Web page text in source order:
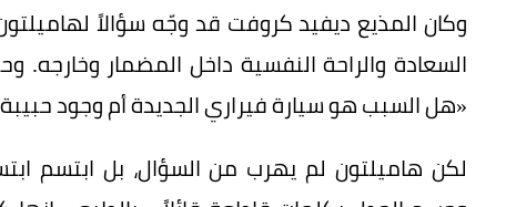
وكان المذيع ديفيد كروفت قد وجّه سؤالاً
السعادة والراحة النفسية داخل المضمار وخارجه.
«هل السبب هو سيارة فيراري الجديدة أم وجود
لكن هاميلتون لم يهرب من السؤال، بل ابتسم